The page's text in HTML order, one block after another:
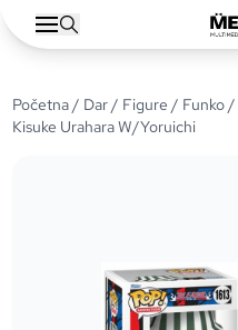
Početna/ Dar/ Figure / Funko/
Kisuke Urahara W/Yoruichi